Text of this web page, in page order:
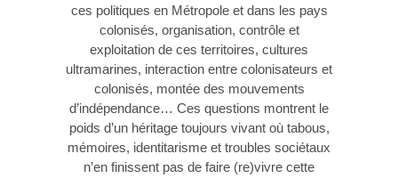
ces politiques en Métropole et dans les pays
colonisés, organisation, contrôle et
exploitation de ces territoires, cultures
ultramarines, interaction entre colonisateurs et
colonisés, montée des mouvements
d’indépendance… Ces questions montrent le
poids d’un héritage toujours vivant où tabous,
mémoires, identitarisme et troubles sociétaux
n’en finissent pas de faire (re)vivre cette